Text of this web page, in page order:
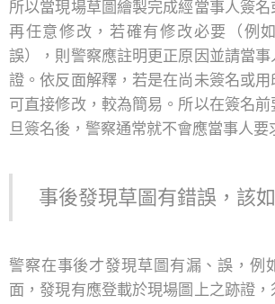
所以當現場草圖繪製完成經當事人簽
再任意修改，若確有修改必要（例
誤），則警察應註明更正原因並請當
證。依反面解釋，若是在尚未簽名或
可直接修改，較為簡易。所以在簽名
旦簽名後，警察通常就不會應當事人要
事後發現草圖有錯誤，該
警察在事後才發現草圖有漏、誤，例
面，發現有應登載於現場圖上之跡證